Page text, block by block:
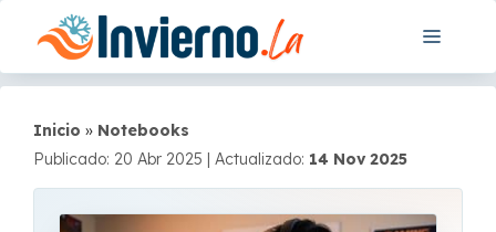
contenido
Menú
Inicio » Notebooks
Publicado: 20 Abr 2025 | Actualizado: 14 Nov 2025